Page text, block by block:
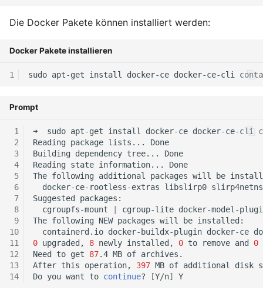
August 2022
Juli 2022
Juni 2022
Mai 2022
April 2022
Die Docker Pakete können installiert werden:
Docker Pakete installieren
sudo apt-get install docker-ce docker-ce-cli
Prompt
➜ sudo apt-get install docker-ce docker-ce-cli
Reading package lists...
Building dependency tree...
Reading state information...
The following additional packages will
be
docker-ce-rootless-extras
libslirp0
Suggested
cgroupfs-mount
|
cgroup-lite
The following NEW packages will be
containerd.io docker-buildx-plugin docker-ce
0 upgraded, 8 newly installed, 0 to remove and 0
Need to get 87.4 MB of
After this operation, 397 MB of additional disk
Do you want to continue? [Y/n]